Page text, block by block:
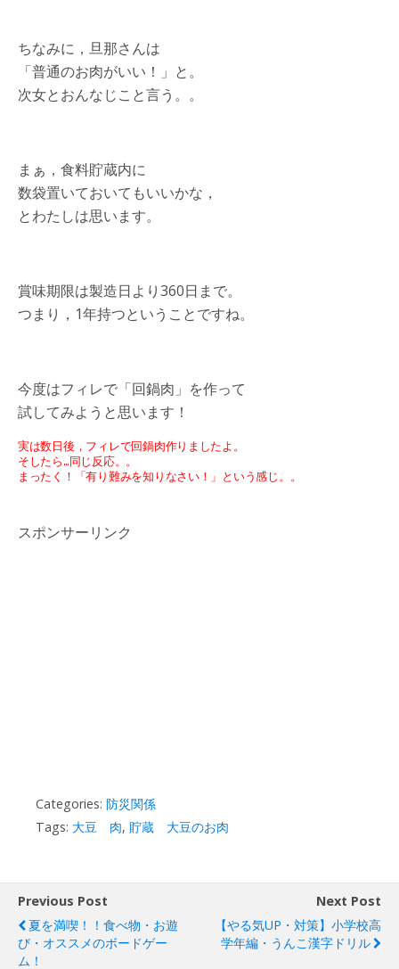
ちなみに，旦那さんは
「普通のお肉がいい！」と。
次女とおんなじこと言う。。
まぁ，食料貯蔵内に
数袋置いておいてもいいかな，
とわたしは思います。
賞味期限は製造日より360日まで。
つまり，1年持つということですね。
今度はフィレで「回鍋肉」を作って
試してみようと思います！
実は数日後，フィレで回鍋肉作りましたよ。
そしたら…同じ反応。。
まったく！「有り難みを知りなさい！」という感じ。。
スポンサーリンク
Categories: 防災関係
Tags: 大豆 肉, 貯蔵 大豆のお肉
Previous Post
夏を満喫！！食べ物・お遊
び・オススメのボードゲー
ム！
Next Post
【やる気UP・対策】小学校高
学年編・うんこ漢字ドリル